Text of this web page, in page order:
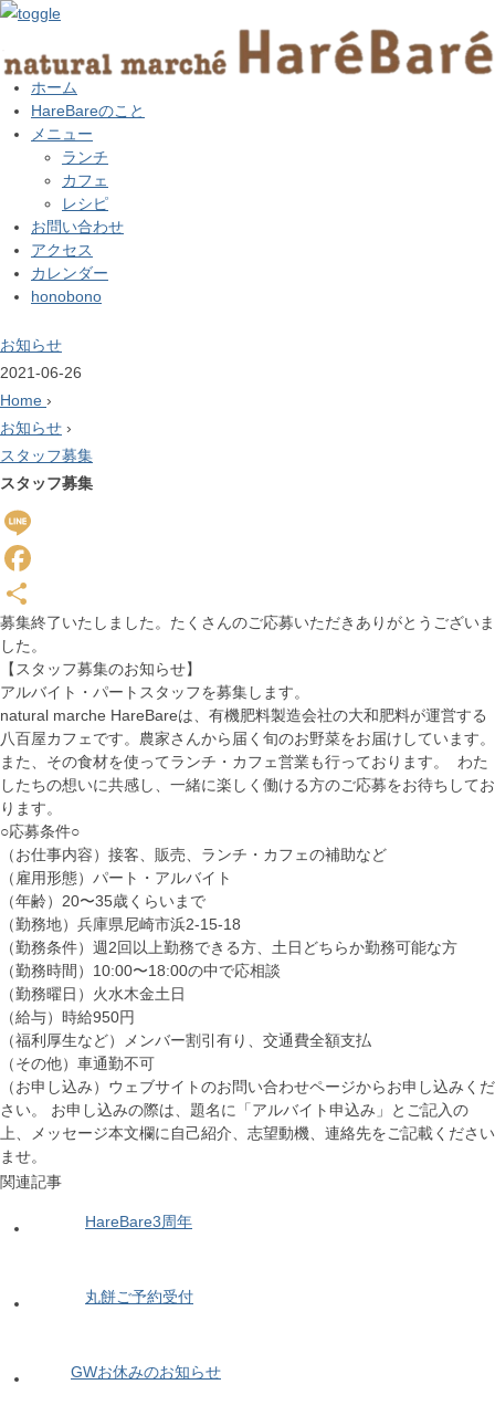
ホーム
HareBareのこと
メニュー
ランチ
カフェ
レシピ
お問い合わせ
アクセス
カレンダー
honobono
お知らせ
2021-06-26
Home ›
お知らせ ›
スタッフ募集
スタッフ募集
Line
Facebook
共
有
募集終了いたしました。たくさんのご応募いただきありがとうございま
した。
【スタッフ募集のお知らせ】
アルバイト・パートスタッフを募集します。
natural marche HareBareは、有機肥料製造会社の大和肥料が運営する
八百屋カフェです。農家さんから届く旬のお野菜をお届けしています。
また、その食材を使ってランチ・カフェ営業も行っております。 わた
したちの想いに共感し、一緒に楽しく働ける方のご応募をお待ちしてお
ります。
○応募条件○
（お仕事内容）接客、販売、ランチ・カフェの補助など
（雇用形態）パート・アルバイト
（年齢）20〜35歳くらいまで
（勤務地）兵庫県尼崎市浜2-15-18
（勤務条件）週2回以上勤務できる方、土日どちらか勤務可能な方
（勤務時間）10:00〜18:00の中で応相談
（勤務曜日）火水木金土日
（給与）時給950円
（福利厚生など）メンバー割引有り、交通費全額支払
（その他）車通勤不可
（お申し込み）ウェブサイトのお問い合わせページからお申し込みくだ
さい。 お申し込みの際は、題名に「アルバイト申込み」とご記入の
上、メッセージ本文欄に自己紹介、志望動機、連絡先をご記載ください
ませ。
関連記事
HareBare3周年
丸餅ご予約受付
GWお休みのお知らせ